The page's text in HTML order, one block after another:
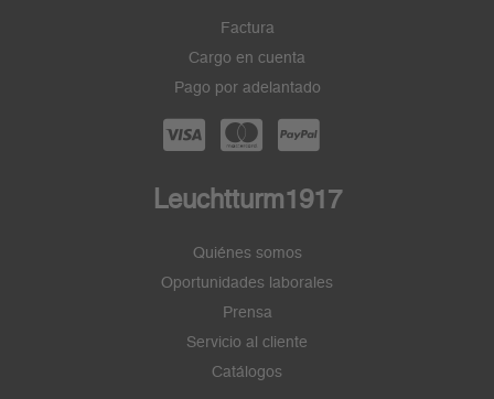
Factura
Cargo en cuenta
Pago por adelantado
Leuchtturm1917
Quiénes somos
Oportunidades laborales
Prensa
Servicio al cliente
Catálogos